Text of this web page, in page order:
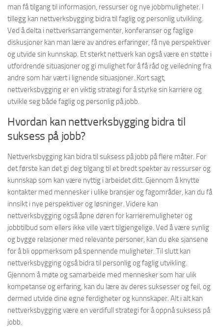
man få tilgang til informasjon, ressurser og nye jobbmuligheter. I
tillegg kan nettverksbygging bidra til faglig og personlig utvikling.
Ved å delta i nettverksarrangementer, konferanser og faglige
diskusjoner kan man lære av andres erfaringer, få nye perspektiver
og utvide sin kunnskap. Et sterkt nettverk kan også være en støtte i
utfordrende situasjoner og gi mulighet for å få råd og veiledning fra
andre som har vært i lignende situasjoner. Kort sagt,
nettverksbygging er en viktig strategi for å styrke sin karriere og
utvikle seg både faglig og personlig på jobb.
Hvordan kan nettverksbygging bidra til
suksess på jobb?
Nettverksbygging kan bidra til suksess på jobb på flere måter. For
det første kan det gi deg tilgang til et bredt spekter av ressurser og
kunnskap som kan være nyttig i arbeidet ditt. Gjennom å knytte
kontakter med mennesker i ulike bransjer og fagområder, kan du få
innsikt i nye perspektiver og løsninger. Videre kan
nettverksbygging også åpne døren for karrieremuligheter og
jobbtilbud som ellers ikke ville vært tilgjengelige. Ved å være synlig
og bygge relasjoner med relevante personer, kan du øke sjansene
for å bli oppmerksom på spennende muligheter. Til slutt kan
nettverksbygging også bidra til personlig og faglig utvikling.
Gjennom å møte og samarbeide med mennesker som har ulik
kompetanse og erfaring, kan du lære av deres suksesser og feil, og
dermed utvide dine egne ferdigheter og kunnskaper. Alt i alt kan
nettverksbygging være en verdifull strategi for å oppnå suksess på
jobb.